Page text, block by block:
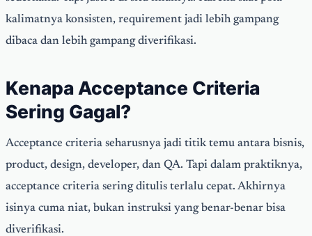
kalimatnya konsisten, requirement jadi lebih gampang
dibaca dan lebih gampang diverifikasi.
Kenapa Acceptance Criteria
Sering Gagal?
Acceptance criteria seharusnya jadi titik temu antara bisnis,
product, design, developer, dan QA. Tapi dalam praktiknya,
acceptance criteria sering ditulis terlalu cepat. Akhirnya
isinya cuma niat, bukan instruksi yang benar-benar bisa
diverifikasi.